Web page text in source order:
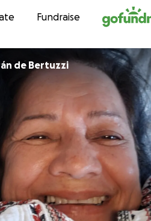
to contentFundraise
de Bertuzzi